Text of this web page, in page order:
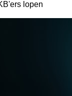
lopen